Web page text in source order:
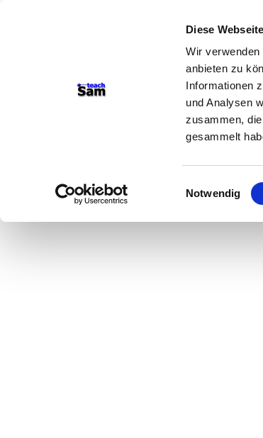
Diese
Wir
anbieten zu
Informationen
und Analysen
zusammen,
gesammelt
Notwendig